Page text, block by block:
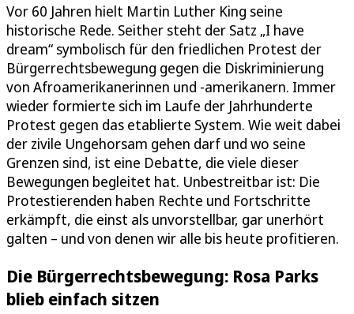
Vor 60 Jahren hielt Martin Luther King seine
historische Rede. Seither steht der Satz „I have
dream“ symbolisch für den friedlichen Protest der
Bürgerrechtsbewegung gegen die Diskriminierung
von Afroamerikanerinnen und -amerikanern. Immer
wieder formierte sich im Laufe der Jahrhunderte
Protest gegen das etablierte System. Wie weit dabei
der zivile Ungehorsam gehen darf und wo seine
Grenzen sind, ist eine Debatte, die viele dieser
Bewegungen begleitet hat. Unbestreitbar ist: Die
Protestierenden haben Rechte und Fortschritte
erkämpft, die einst als unvorstellbar, gar unerhört
galten – und von denen wir alle bis heute profitieren.
Die Bürgerrechtsbewegung: Rosa Parks
blieb einfach sitzen